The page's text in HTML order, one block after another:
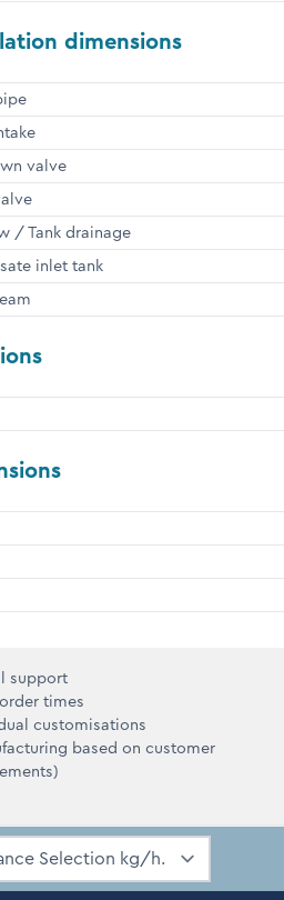
dimensions
valve
/ Tank drainage
inlet tank
support
times
customisations
based on customer